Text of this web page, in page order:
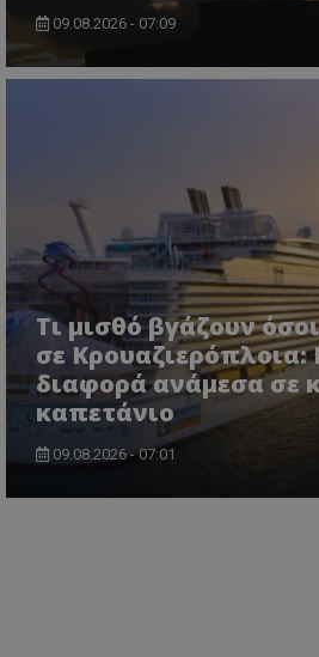
09.08.2026 - 07:09
Τι μισθό βγάζουν
σε Κρουαζιερόπλοια:
διαφορά ανάμεσα σε
καπετάνιο
09.08.2026 - 07:01